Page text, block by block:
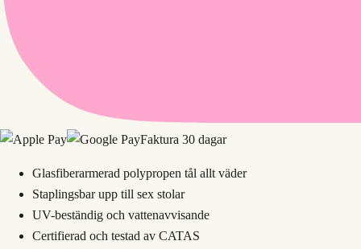
Faktura 30 dagar
Glasfiberarmerad polypropen tål allt väder
Staplingsbar upp till sex stolar
UV-beständig och vattenavvisande
Certifierad och testad av CATAS